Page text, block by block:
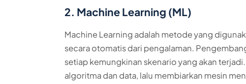
2. Machine Learning (ML)
Machine Learning adalah metode yang
secara otomatis dari pengalaman.
setiap kemungkinan skenario yang akan
algoritma dan data, lalu membiarkan mesin